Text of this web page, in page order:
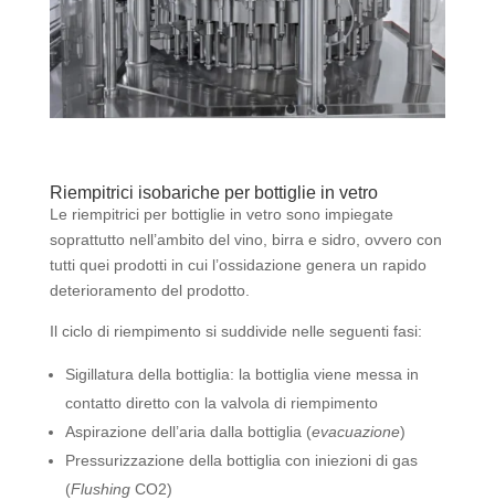
Riempitrici isobariche per bottiglie in vetro
Le riempitrici per bottiglie in vetro sono impiegate
soprattutto nell’ambito del vino, birra e sidro, ovvero con
tutti quei prodotti in cui l’ossidazione genera un rapido
deterioramento del prodotto.
Il ciclo di riempimento si suddivide nelle seguenti fasi:
Sigillatura della bottiglia: la bottiglia viene messa in
contatto diretto con la valvola di riempimento
Aspirazione dell’aria dalla bottiglia (evacuazione)
Pressurizzazione della bottiglia con iniezioni di gas
(Flushing CO2)